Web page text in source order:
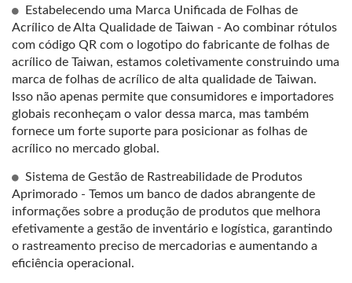
Estabelecendo uma Marca Unificada de Folhas de
Acrílico de Alta Qualidade de Taiwan - Ao combinar rótulos
com código QR com o logotipo do fabricante de folhas de
acrílico de Taiwan, estamos coletivamente construindo uma
marca de folhas de acrílico de alta qualidade de Taiwan.
Isso não apenas permite que consumidores e importadores
globais reconheçam o valor dessa marca, mas também
fornece um forte suporte para posicionar as folhas de
acrílico no mercado global.
Sistema de Gestão de Rastreabilidade de Produtos
Aprimorado - Temos um banco de dados abrangente de
informações sobre a produção de produtos que melhora
efetivamente a gestão de inventário e logística, garantindo
o rastreamento preciso de mercadorias e aumentando a
eficiência operacional.